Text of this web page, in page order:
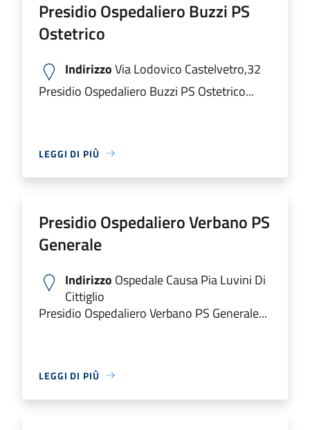
Presidio Ospedaliero Buzzi PS
Ostetrico
IndirizzoVia Lodovico Castelvetro,32
Presidio Ospedaliero Buzzi PS Ostetrico...
LEGGI DI PIÙ
Presidio Ospedaliero Verbano PS
Generale
Indirizzo Ospedale Causa Pia Luvini Di
Cittiglio
Presidio Ospedaliero Verbano PS Generale...
LEGGI DI PIÙ